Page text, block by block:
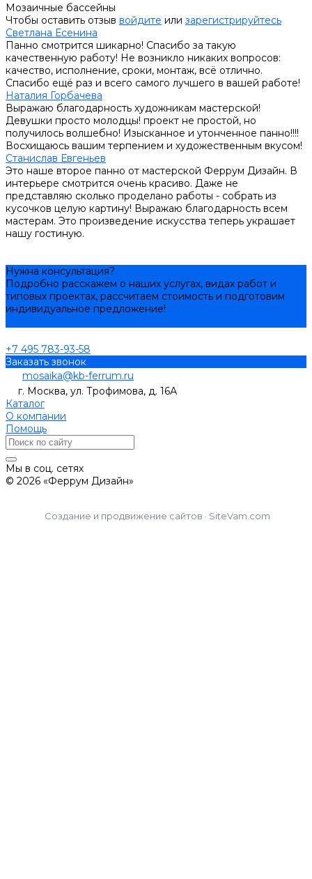
Мозаичные бассейны
Чтобы оставить отзыв войдите или зарегистрируйтесь
Светлана Есенина
Панно смотрится шикарно! Спасибо за такую
качественную работу! Не возникло никаких вопросов:
качество, исполнение, сроки, монтаж, всё отлично.
Спасибо ещё раз и всего самого лучшего в вашей работе!
Наталия Горбачева
Выражаю благодарность художникам мастерской!
Девушки просто молодцы! проект не простой, но
получилось волшебно! Изысканное и утонченное панно!!!!
Восхищаюсь вашим терпением и художественным вкусом!
Станислав Евгеньев
Это наше второе панно от мастерской Феррум Дизайн. В
интерьере смотрится очень красиво. Даже не
представляю сколько проделано работы - собрать из
кусочков целую картину! Выражаю благодарность всем
мастерам. Это произведение искусства теперь украшает
нашу гостиную.
Нужна консультация?
Подробно расскажем о наших услугах, видах работ и
типовых проектах, рассчитаем стоимость и подготовим
индивидуальное предложение!
+7 495 783-93-58
Заказать звонок
mosaika@kb-ferrum.ru
г. Москва, ул. Трофимова, д. 16А
Каталог
О компании
Помощь
Мы в соц. сетях
© 2026 «Феррум Дизайн»
Создание и продвижение сайтов · SiteVam.com